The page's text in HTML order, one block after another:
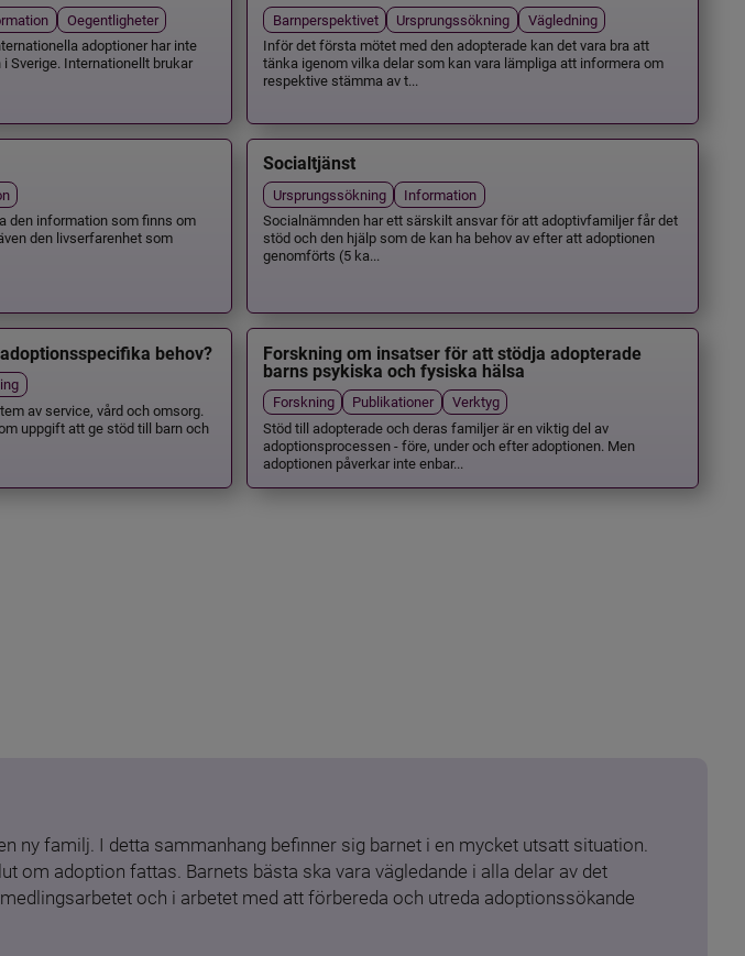
Oegentligheter
adoptioner har inte
Sverige. Internationellt brukar
Barnperspektivet Ursprungssökning
Vägledning
Inför det första mötet med den adopterade kan det vara bra att
tänka igenom vilka delar som kan vara lämpliga att informera om
respektive stämma av t...
den information som finns om
den livserfarenhet som
Socialtjänst
Ursprungssökning
Information
Socialnämnden har ett särskilt ansvar för att adoptivfamiljer får det
stöd och den hjälp som de kan ha behov av efter att adoptionen
genomförts (5 ka...
behov?
av service, vård och omsorg.
uppgift att ge stöd till barn och
Forskning om insatser för att stödja adopterade
barns psykiska och fysiska hälsa
Forskning Publikationer
Verktyg
Stöd till adopterade och deras familjer är en viktig del av
adoptionsprocessen - före, under och efter adoptionen. Men
adoptionen påverkar inte enbar...
ny familj. I detta sammanhang befinner sig barnet i en mycket utsatt situation.
om adoption fattas. Barnets bästa ska vara vägledande i alla delar av det
och i arbetet med att förbereda och utreda adoptionssökande